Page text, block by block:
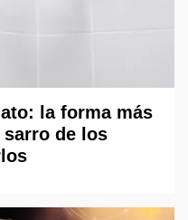
la forma más
sarro de los